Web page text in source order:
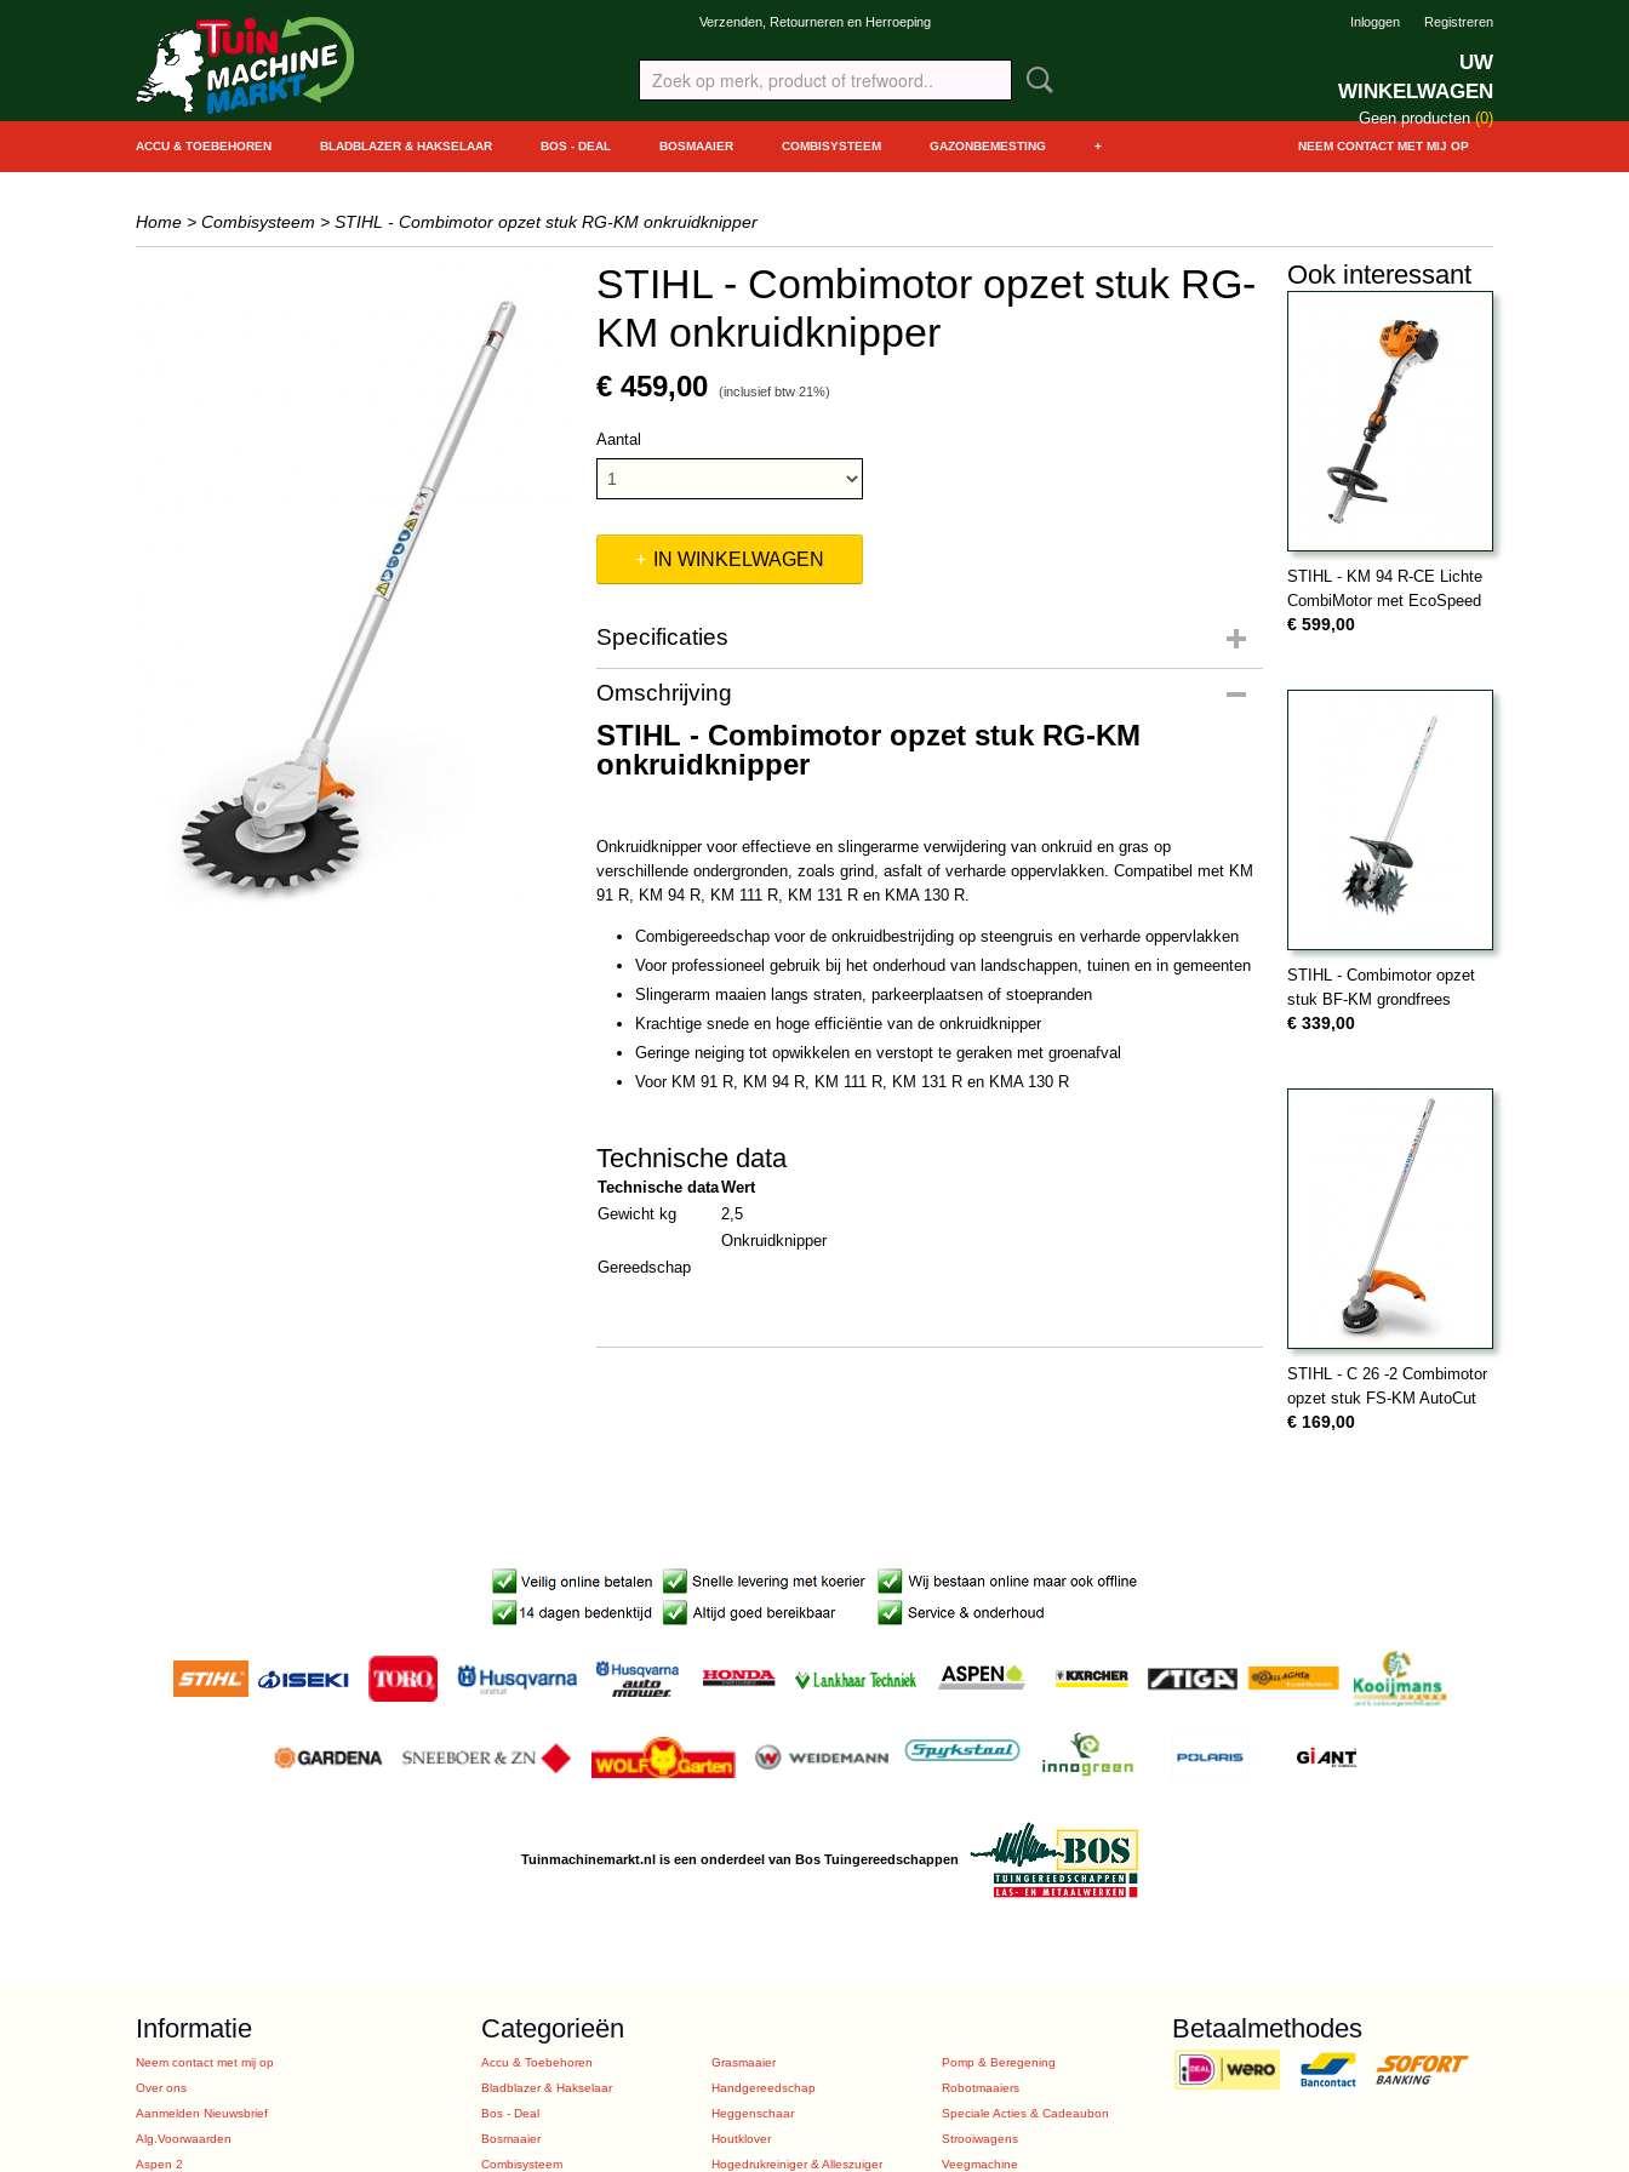
Verzenden, Retourneren en Herroeping Inloggen Registreren
UW
WINKELWAGEN
Geen producten(0)
NEEM CONTACT MET MIJ OP
ACCU & TOEBEHOREN BLADBLAZER & HAKSELAAR BOS - DEAL BOSMAAIER COMBISYSTEEM GAZONBEMESTING +
Home > Combisysteem > STIHL - Combimotor opzet stuk RG-KM onkruidknipper
STIHL - Combimotor opzet stuk RG-
KM onkruidknipper
€ 459,00 (inclusief btw 21%)
Aantal
IN WINKELWAGEN
Specificaties
Productcode
Omschrijving
STIHL - Combimotor opzet stuk RG-KM
onkruidknipper
Onkruidknipper voor effectieve en slingerarme verwijdering van onkruid en gras op
verschillende ondergronden, zoals grind, asfalt of verharde oppervlakken. Compatibel met KM
91 R, KM 94 R, KM 111 R, KM 131 R en KMA 130 R.
Combigereedschap voor de onkruidbestrijding op steengruis en verharde oppervlakken
Voor professioneel gebruik bij het onderhoud van landschappen, tuinen en in gemeenten
Slingerarm maaien langs straten, parkeerplaatsen of stoepranden
Krachtige snede en hoge efficiëntie van de onkruidknipper
Geringe neiging tot opwikkelen en verstopt te geraken met groenafval
Voor KM 91 R, KM 94 R, KM 111 R, KM 131 R en KMA 130 R
Technische data
Technische dataWert
Gewicht kg
2,5
Gereedschap
Onkruidknipper
Ook interessant
STIHL - KM 94 R-CE Lichte
CombiMotor met EcoSpeed
€ 599,00
STIHL - Combimotor opzet
stuk BF-KM grondfrees
€ 339,00
STIHL - C 26 -2 Combimotor
opzet stuk FS-KM AutoCut
€ 169,00
Tuinmachinemarkt.nl is een onderdeel van Bos Tuingereedschappen
Informatie
Neem contact met mij op
Over ons
Aanmelden Nieuwsbrief
Alg.Voorwaarden
Aspen 2
Categorieën
Accu & Toebehoren
Bladblazer & Hakselaar
Bos - Deal
Bosmaaier
Combisysteem
Grasmaaier
Handgereedschap
Heggenschaar
Houtklover
Hogedrukreiniger & Alleszuiger
Pomp & Beregening
Robotmaaiers
Speciale Acties & Cadeaubon
Strooiwagens
Veegmachine
Betaalmethodes